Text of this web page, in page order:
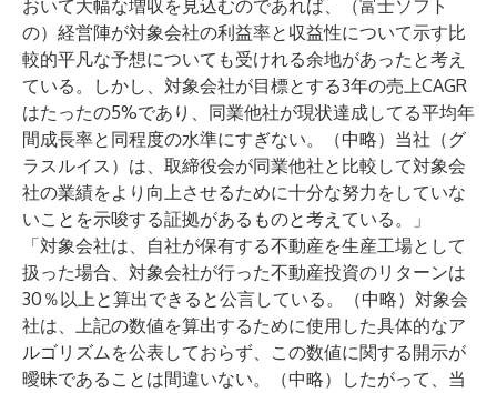
おいて大幅な増収を見込むのであれば、（富士ソフト
の）経営陣が対象会社の利益率と収益性について示す比
較的平凡な予想についても受けれる余地があったと考え
ている。しかし、対象会社が目標とする3年の売上CAGR
はたったの5%であり、同業他社が現状達成してる平均年
間成長率と同程度の水準にすぎない。（中略）当社（グ
ラスルイス）は、取締役会が同業他社と比較して対象会
社の業績をより向上させるために十分な努力をしていな
いことを示唆する証拠があるものと考えている。」
「対象会社は、自社が保有する不動産を生産工場として
扱った場合、対象会社が行った不動産投資のリターンは
30％以上と算出できると公言している。（中略）対象会
社は、上記の数値を算出するために使用した具体的なア
ルゴリズムを公表しておらず、この数値に関する開示が
曖昧であることは間違いない。（中略）したがって、当